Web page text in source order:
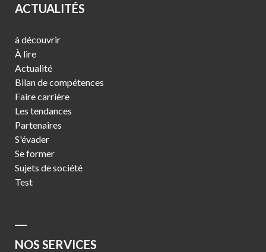
ACTUALITÉS
à découvrir
À lire
Actualité
Bilan de compétences
Faire carrière
Les tendances
Partenaires
S'évader
Se former
Sujets de société
Test
NOS SERVICES